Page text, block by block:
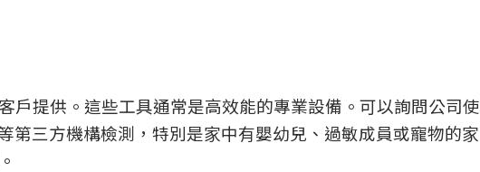
戶提供。這些工具通常是高效能的專業設備。可以詢問公司使
第三方機構檢測，特別是家中有嬰幼兒、過敏成員或寵物的家